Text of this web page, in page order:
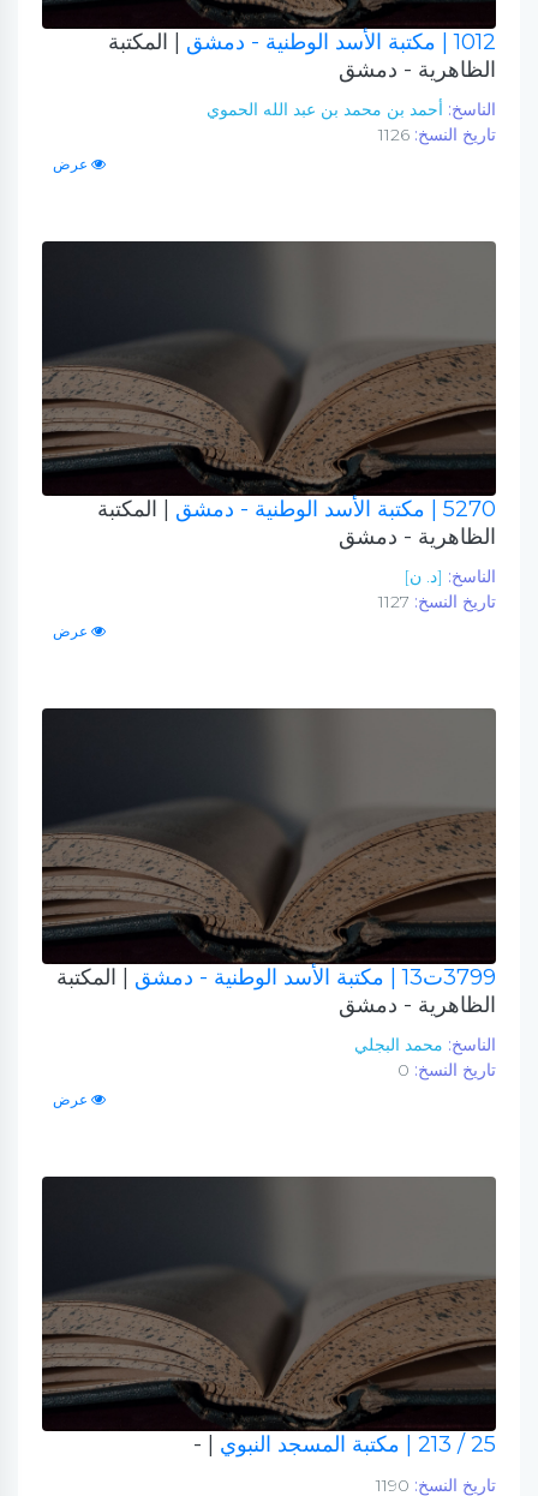
1012 | مكتبة الأسد الوطنية - دمشق
| المكتبة
الظاهرية - دمشق
الناسخ: أحمد بن محمد بن عبد الله الحموي
تاريخ النسخ:
عرض
5270 | مكتبة الأسد الوطنية - دمشق
| المكتبة
الظاهرية - دمشق
الناسخ: [د. ن]
تاريخ النسخ:
عرض
3799ت13 | مكتبة الأسد الوطنية - دمشق | المكتبة
الظاهرية - دمشق
الناسخ: محمد البجلي
تاريخ النسخ:
عرض
25 / 213 | مكتبة المسجد النبوي | -
تاريخ النسخ: